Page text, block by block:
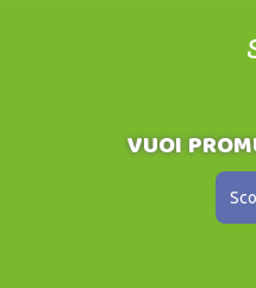
VUOI